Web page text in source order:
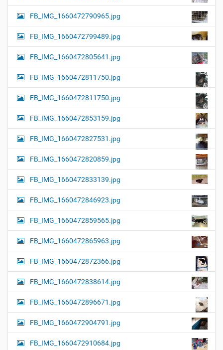
FB_IMG_1660472790965.jpg
FB_IMG_1660472799489.jpg
FB_IMG_1660472805641.jpg
FB_IMG_1660472811750.jpg
FB_IMG_1660472811750.jpg
FB_IMG_1660472853159.jpg
FB_IMG_1660472827531.jpg
FB_IMG_1660472820859.jpg
FB_IMG_1660472833139.jpg
FB_IMG_1660472846923.jpg
FB_IMG_1660472859565.jpg
FB_IMG_1660472865963.jpg
FB_IMG_1660472872366.jpg
FB_IMG_1660472838614.jpg
FB_IMG_1660472896671.jpg
FB_IMG_1660472904791.jpg
FB_IMG_1660472910684.jpg